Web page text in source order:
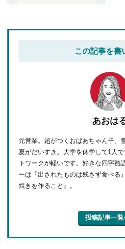
この記事を書
あおは
元営業。超がつくおばあちゃん子。
夏がだいすき。大学を休学して1人
トワークが軽いです。好きな四字熟
ーは『出されたものは残さず食べる
焼きを作ること』。
投稿記事一覧